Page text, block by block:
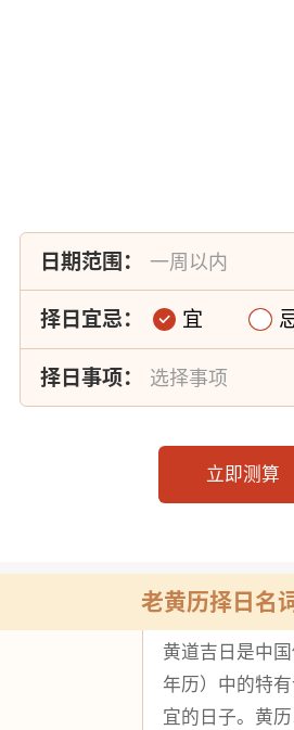
日期范围：
择日宜忌： 宜
择日事项：
老黄历择日名
黄道吉日是中
年历）中的特
宜的日子。黄历